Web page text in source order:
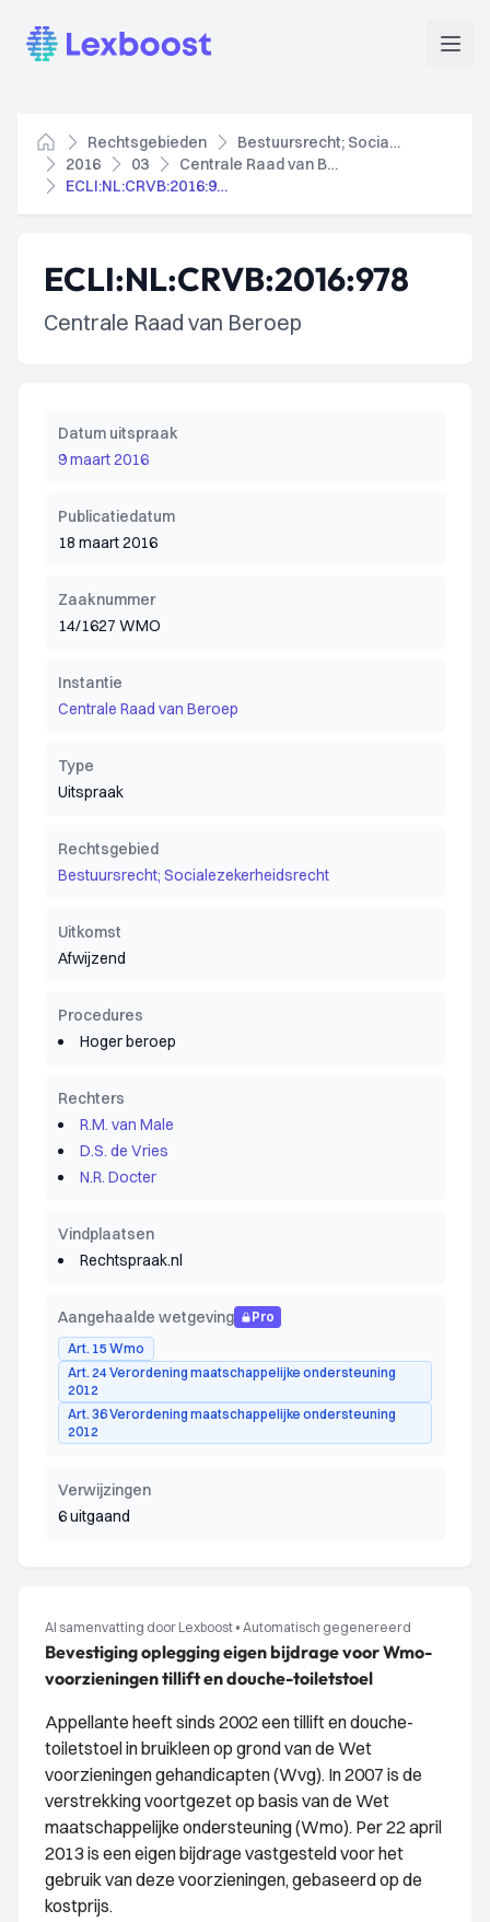
Lexboost
Home
Rechtsgebieden
Bestuursrecht; Socialezekerheidsrecht
2016
03
Centrale Raad van Beroep
ECLI:NL:CRVB:2016:978
ECLI:NL:CRVB:2016:978
Centrale Raad van Beroep
Datum uitspraak
9 maart 2016
Publicatiedatum
18 maart 2016
Zaaknummer
14/1627 WMO
Instantie
Centrale Raad van Beroep
Type
Uitspraak
Rechtsgebied
Bestuursrecht; Socialezekerheidsrecht
Uitkomst
Afwijzend
Procedures
Hoger beroep
Rechters
R.M. van Male
D.S. de Vries
N.R. Docter
Vindplaatsen
Rechtspraak.nl
Aangehaalde wetgeving
Pro
Art. 15 Wmo
Art. 24 Verordening maatschappelijke ondersteuning
2012
Art. 36 Verordening maatschappelijke ondersteuning
2012
Verwijzingen
6 uitgaand
AI samenvatting door Lexboost • Automatisch gegenereerd
Bevestiging oplegging eigen bijdrage voor Wmo-
voorzieningen tillift en douche-toiletstoel
Appellante heeft sinds 2002 een tillift en douche-
toiletstoel in bruikleen op grond van de Wet
voorzieningen gehandicapten (Wvg). In 2007 is de
verstrekking voortgezet op basis van de Wet
maatschappelijke ondersteuning (Wmo). Per 22 april
2013 is een eigen bijdrage vastgesteld voor het
gebruik van deze voorzieningen, gebaseerd op de
kostprijs.